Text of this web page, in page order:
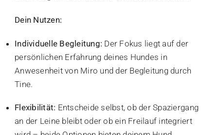
Dein Nutzen:
Individuelle Begleitung: Der Fokus liegt auf der
persönlichen Erfahrung deines Hundes in
Anwesenheit von Miro und der Begleitung durch
Tine.
Flexibilität: Entscheide selbst, ob der Spaziergang
an der Leine bleibt oder ob ein Freilauf integriert